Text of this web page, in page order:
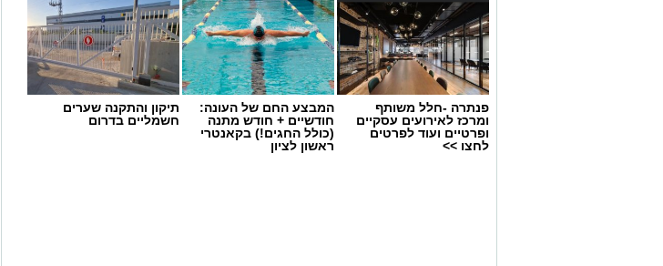
פנתרה -חלל משותף
ומרכז לאירועים עסקיים
ופרטיים ועוד לפרטים
לחצו >>
המבצע החם של העונה:
חודשיים + חודש מתנה
(כולל החגים!) בקאנטרי
ראשון לציון
תיקון והתקנה שערים
חשמליים בדרום